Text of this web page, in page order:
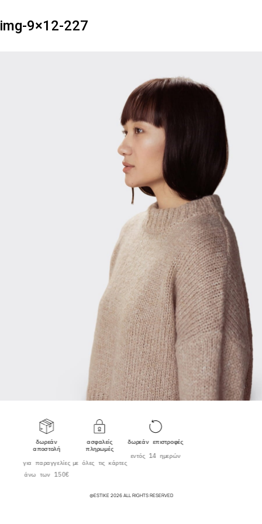
img-9×12-227
δωρεάν
αποστολή
για παραγγελίες
άνω των 150€
ασφαλείς
πληρωμές
με όλες τις κάρτες
δωρεάν επιστροφές
εντός 14 ημερών
@ESTIKE 2026 ALL RIGHTS RESERVED